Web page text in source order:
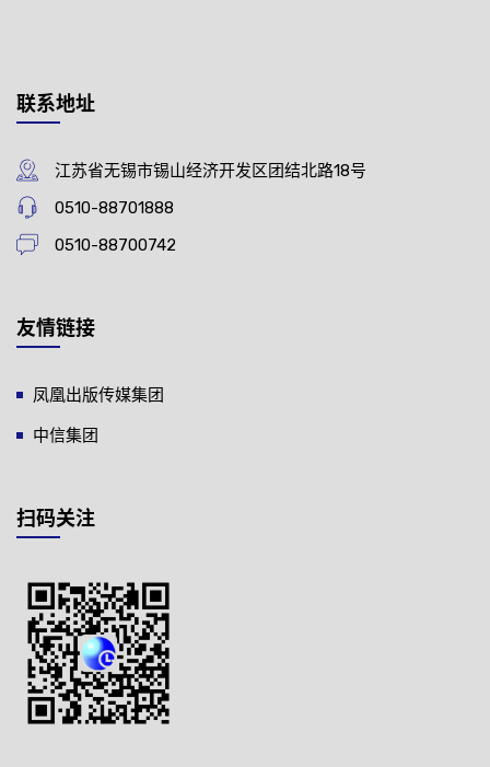
联系地址
江苏省无锡市锡山经济开发区团结北路18号
0510-88701888
0510-88700742
友情链接
凤凰出版传媒集团
中信集团
扫码关注